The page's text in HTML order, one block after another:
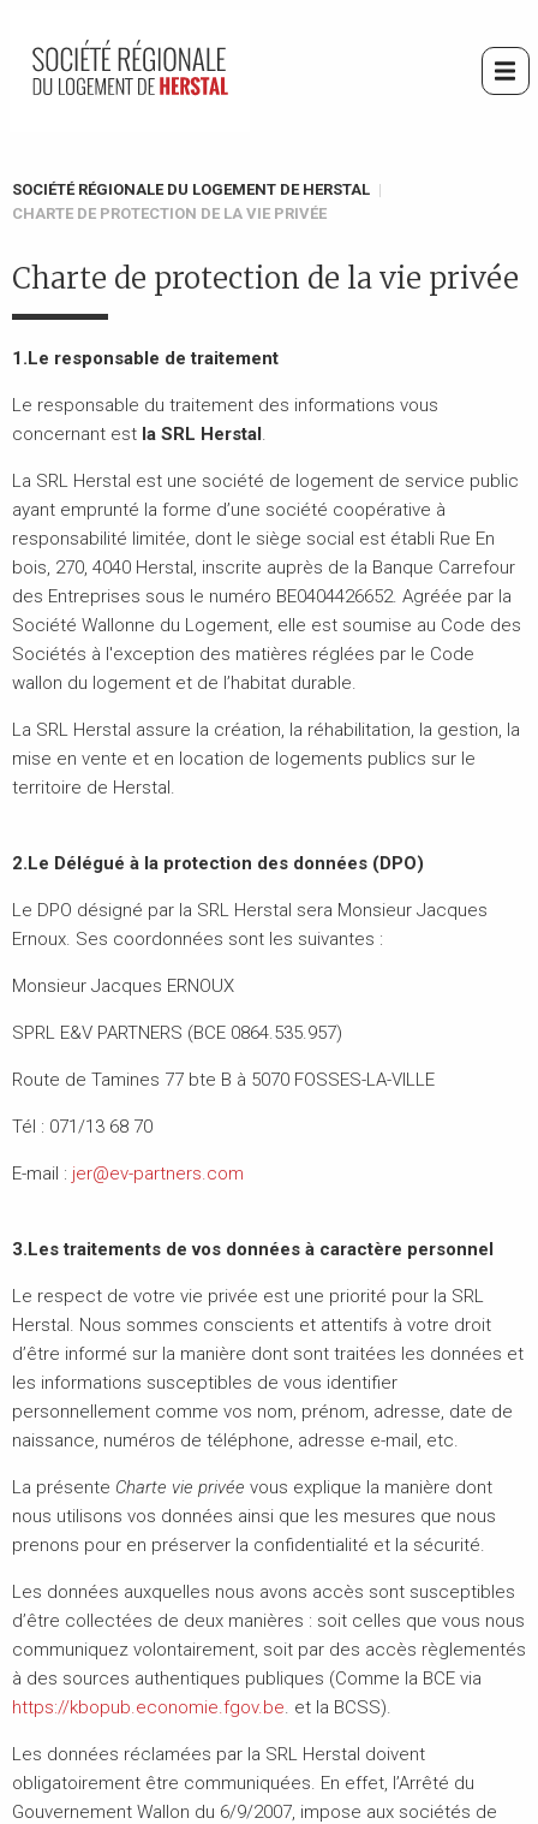
contenu
principal
You
are
SOCIÉTÉ RÉGIONALE DU LOGEMENT DE HERSTAL
CHARTE DE PROTECTION DE LA VIE PRIVÉE
Charte de protection de la vie privée
1.Le responsable de traitement
Le responsable du traitement des informations vous
concernant est la SRL Herstal.
La SRL Herstal est une société de logement de service public
ayant emprunté la forme d’une société coopérative à
responsabilité limitée, dont le siège social est établi Rue En
bois, 270, 4040 Herstal, inscrite auprès de la Banque Carrefour
des Entreprises sous le numéro BE0404426652. Agréée par la
Société Wallonne du Logement, elle est soumise au Code des
Sociétés à l'exception des matières réglées par le Code
wallon du logement et de l’habitat durable.
La SRL Herstal assure la création, la réhabilitation, la gestion, la
mise en vente et en location de logements publics sur le
territoire de Herstal.
2.Le Délégué à la protection des données (DPO)
Le DPO désigné par la SRL Herstal sera Monsieur Jacques
Ernoux. Ses coordonnées sont les suivantes :
Monsieur Jacques ERNOUX
SPRL E&V PARTNERS (BCE 0864.535.957)
Route de Tamines 77 bte B à 5070 FOSSES-LA-VILLE
Tél : 071/13 68 70
E-mail : jer@ev-partners.com
3.Les traitements de vos données à caractère personnel
Le respect de votre vie privée est une priorité pour la SRL
Herstal. Nous sommes conscients et attentifs à votre droit
d’être informé sur la manière dont sont traitées les données et
les informations susceptibles de vous identifier
personnellement comme vos nom, prénom, adresse, date de
naissance, numéros de téléphone, adresse e-mail, etc.
La présente Charte vie privée vous explique la manière dont
nous utilisons vos données ainsi que les mesures que nous
prenons pour en préserver la confidentialité et la sécurité.
Les données auxquelles nous avons accès sont susceptibles
d’être collectées de deux manières : soit celles que vous nous
communiquez volontairement, soit par des accès règlementés
à des sources authentiques publiques (Comme la BCE via
https://kbopub.economie.fgov.be. et la BCSS).
Les données réclamées par la SRL Herstal doivent
obligatoirement être communiquées. En effet, l’Arrêté du
Gouvernement Wallon du 6/9/2007, impose aux sociétés de